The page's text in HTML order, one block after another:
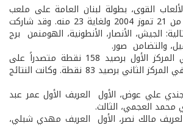
لألعاب القوى، بطولة لبنان العامة على ملعب
سيدة الجمهور اعتباراً من 21 تموز 2004 ولغاية 23 منه. وقد شاركت
الجيش، الأنصار، الأنطونية، الهومنمن ­ برج
والتضامن ­ صور.
وفاز فريق الجيش في المركز الأول برصيد 158 نقطة متصدراً على
نادي الأنصار الذي حل في المركز الثاني برصيد 83 نقطة. وكانت النتائج
علي عوض، الأول ­ العريف الأول عمر عبد
محمد العجمي، الثالث.
مالك نصر، الأول ­ العريف مهدي شبلي،